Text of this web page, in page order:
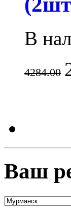
В
4284.00
Ваш